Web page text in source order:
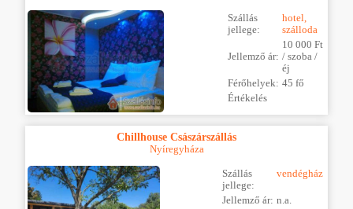
Szállás
jellege:
hotel,
szálloda
Jellemző ár:
10 000 Ft
/ szoba /
éj
Férőhelyek: 45 fő
Értékelés
Chillhouse Császárszállás
Nyíregyháza
Szállás
jellege:
vendégház
Jellemző ár: n.a.